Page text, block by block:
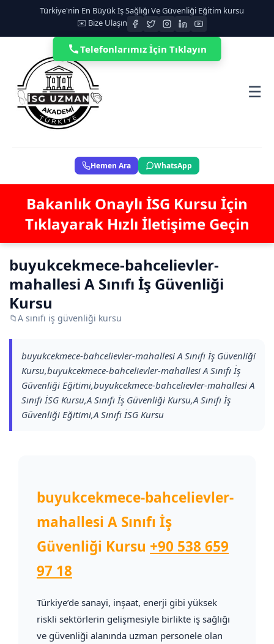
Türkiye'nin En Büyük İş Sağlığı Ve Güvenliği Eğitim kursu
✉️ Bize Ulaşın
☰
Hemen Ara WhatsApp
Bakanlık Onaylı İSG Kursu İçin
Tıklayarak Hızlı İletişime Geçin
buyukcekmece-bahcelievler-
mahallesi A Sınıfı İş Güvenliği
Kursu
📁A sınıfı iş güvenliği kursu
buyukcekmece-bahcelievler-mahallesi A Sınıfı İş Güvenliği
Kursu,buyukcekmece-bahcelievler-mahallesi A Sınıfı İş
Güvenliği Eğitimi,buyukcekmece-bahcelievler-mahallesi A
Sınıfı İSG Kursu,A Sınıfı İş Güvenliği Kursu,A Sınıfı İş
Güvenliği Eğitimi,A Sınıfı İSG Kursu
buyukcekmece-bahcelievler-
mahallesi A Sınıfı İş
Güvenliği Kursu +90 538 659
97 18
Türkiye’de sanayi, inşaat, enerji gibi yüksek
riskli sektörlerin gelişmesiyle birlikte iş sağlığı
ve güvenliği alanında uzman personele olan
Telefonlarımız İçin Tıklayın